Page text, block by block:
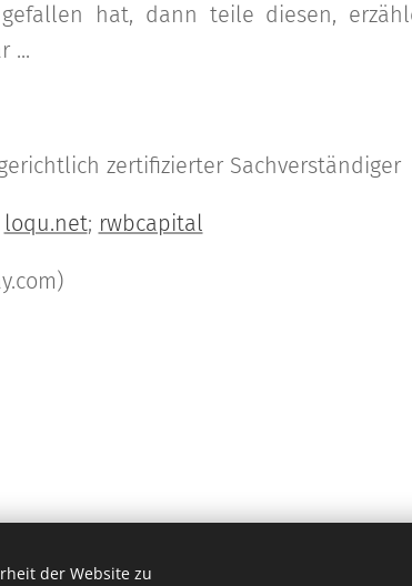
hat, dann teile diesen,
...
zertifizierter Sachverständiger
loqu.net; rwbcapital
der Website zu